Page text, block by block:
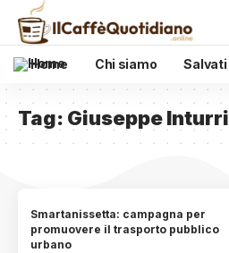
Home Chi siamo Salvati
Tag: Giuseppe Inturri
Smartanissetta: campagna per
promuovere il trasporto pubblico
urbano